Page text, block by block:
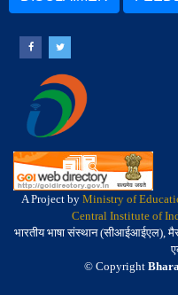
A Project by Ministry of
Central Institute of
भारतीय भाषा संस्थान (सीआईआईएल), मैसूर
© Copyright